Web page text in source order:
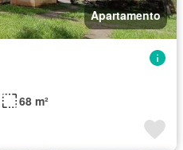
Apartamento
68 m²